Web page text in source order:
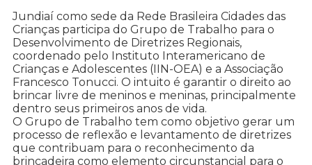
Jundiaí como sede da Rede Brasileira Cidades das
Crianças participa do Grupo de Trabalho para o
Desenvolvimento de Diretrizes Regionais,
coordenado pelo Instituto Interamericano de
Crianças e Adolescentes (IIN-OEA) e a Associação
Francesco Tonucci. O intuito é garantir o direito ao
brincar livre de meninos e meninas, principalmente
dentro seus primeiros anos de vida.
O Grupo de Trabalho tem como objetivo gerar um
processo de reflexão e levantamento de diretrizes
que contribuam para o reconhecimento da
brincadeira como elemento circunstancial para o